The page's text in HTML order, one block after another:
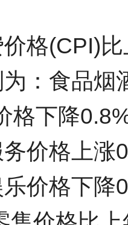
格(CPI)
：食品烟
格下降
价格上涨
价格下降